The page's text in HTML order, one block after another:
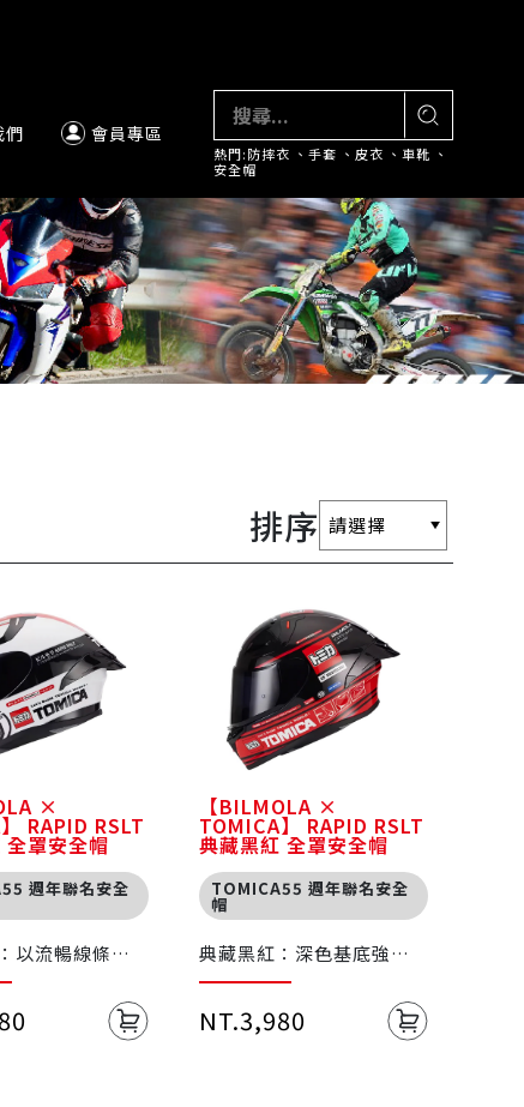
們 會員專區
熱門:防摔衣 、手套 、 皮衣 、車靴 、
安全帽
排序
×
RAPID RSLT
全罩安全帽
週年聯名安全
以流暢線條與
【BILMOLA ×
TOMICA】 RAPID RSLT
典藏黑紅 全罩安全帽
TOMICA55 週年聯名安全
帽
典藏黑紅：深色基底強化
視覺對比，象徵賽道精神
與經典收藏價值
NT.3,980